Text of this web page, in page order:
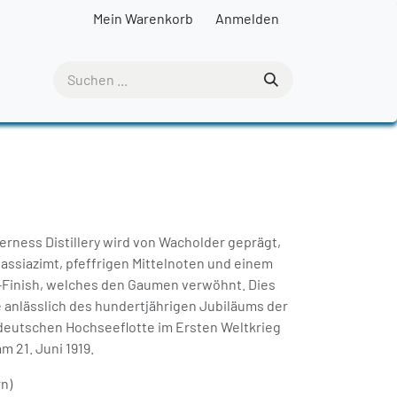
Mein Warenkorb Anmelden
Distillery wird von Wacholder geprägt,
pfeffrigen Mittelnoten und einem
welches den Gaumen verwöhnt. Dies
anlässlich des hundertjährigen Jubiläums der
Hochseeflotte im Ersten Weltkrieg
21. Juni 1919.